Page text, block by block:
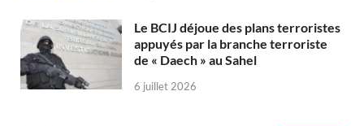
Le BCIJ déjoue des plans terroristes
appuyés par la branche terroriste
de « Daech » au Sahel
6 juillet 2026